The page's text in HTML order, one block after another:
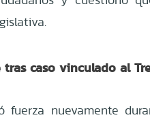
caso vinculado al
fuerza nuevamente